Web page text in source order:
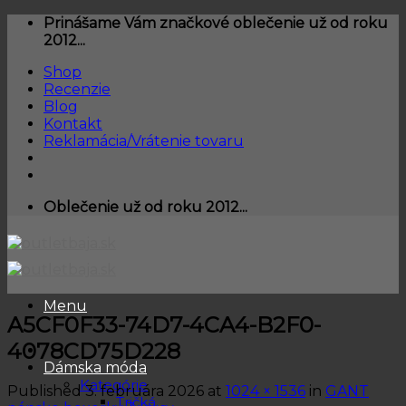
Skip
Prinášame Vám značkové oblečenie už od roku
2012...
Shop
Recenzie
Blog
Kontakt
Reklamácia/Vrátenie tovaru
Oblečenie už od roku 2012...
Menu
Dámska móda
Kategórie
Tričká
A5CF0F33-74D7-4CA4-B2F0-
4078CD75D228
Published3. februára 2026 at 1024 × 1536 in GANT